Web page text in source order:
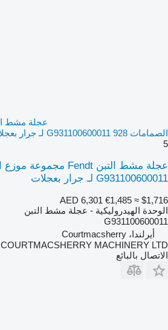
الصمامات 928 G931100600011 لـ جرار بعجلات
5
G931100600011 لـ جرار بعجلات
AED 6,301 €1,485 ≈ $1,716
الوحدة الهيدروليكية - عجلة مشط التبن
G931100600011
أيرلندا، Courtmacsherry
COURTMACSHERRY MACHINERY LTD
الاتصال بالبائع